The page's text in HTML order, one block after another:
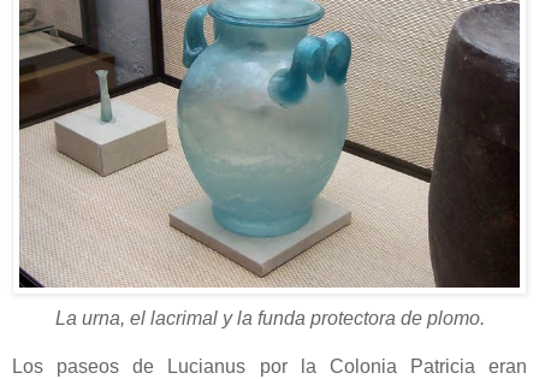
La urna, el lacrimal y la funda protectora de plomo.
Los paseos de Lucianus por la Colonia Patricia eran